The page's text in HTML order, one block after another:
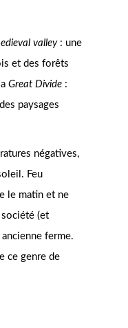
valley: une
et des forêts
Great Divide :
paysages
négatives,
Feu
le matin et ne
société (et
ancienne ferme.
ce genre de